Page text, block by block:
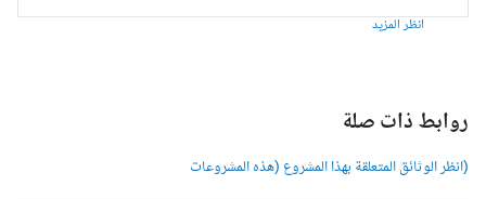
انظر المزيد
روابط ذات صلة
(انظر الوثائق المتعلقة بهذا المشروع (هذه المشروعات